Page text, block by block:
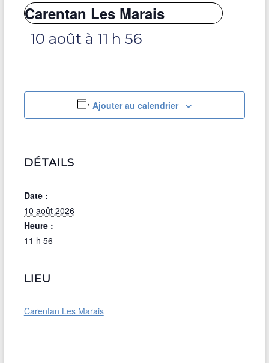
Carentan Les Marais
10 août à 11 h 56
Ajouter au calendrier
DÉTAILS
Date :
10 août 2026
Heure :
11 h 56
LIEU
Carentan Les Marais